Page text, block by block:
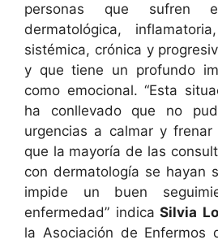
personas que sufren
dermatológica,
sistémica, crónica y
y que tiene un profundo
como emocional. “Esta
ha conllevado que no
urgencias a calmar y
que la mayoría de las
con dermatología se hayan
impide un buen
enfermedad” indica Silvia
la Asociación de Enfermos